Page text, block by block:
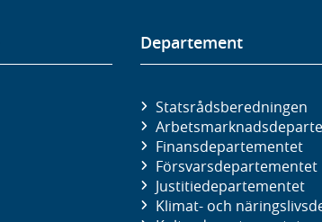
Departement
Statsrådsberedningen
Finans­departementet
Försvars­departementet
Justitie­departementet
Klimat- och